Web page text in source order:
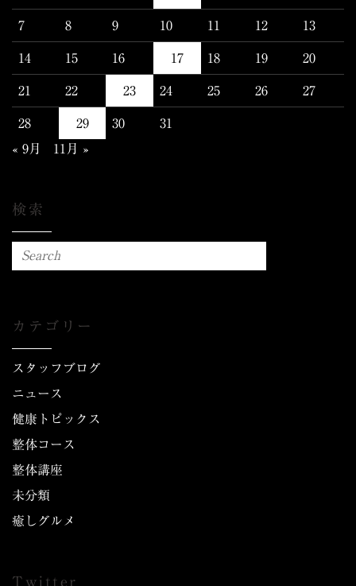
7 8 9 10 11 12 13
14 15 16 17 18 19 20
21 22 23 24 25 26 27
28 29 30
31
« 9月
11月 »
検索
カテゴリー
スタッフブログ
ニュース
健康トピックス
整体コース
整体講座
未分類
癒しグルメ
Twitter